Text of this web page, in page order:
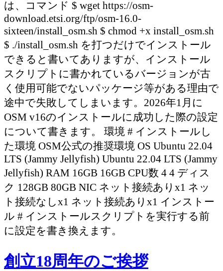
は、コマンド $ wget https://osm-
download.etsi.org/ftp/osm-16.0-
sixteen/install_osm.sh $ chmod +x install_osm.sh
$ ./install_osm.sh を打つだけでインストール
できると書いてありますが、インストール
スクリプトに書かれているバージョンが古
く使用可能でないパッケージ等がある理由で
途中で失敗してしまいます。2026年1月に
OSM v16のインストールに成功した際の設定
について書きます。 環境 # インストールし
た環境 OSM公式の推奨環境 OS Ubuntu 22.04
LTS (Jammy Jellyfish) Ubuntu 22.04 LTS (Jammy
Jellyfish) RAM 16GB 16GB CPU数 4 4 ディス
ク 128GB 80GB NIC ネット接続ありx1 ネッ
ト接続なしx1 ネット接続ありx1 インストー
ル # インストールスクリプトを実行する前
に設定を書き換えます。
創立18周年のご挨拶